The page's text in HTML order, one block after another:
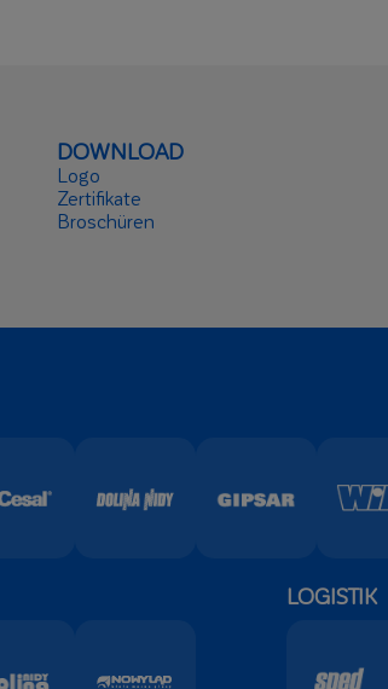
DOWNLOAD
Logo
Zertifikate
Broschüren
LOGISTIK